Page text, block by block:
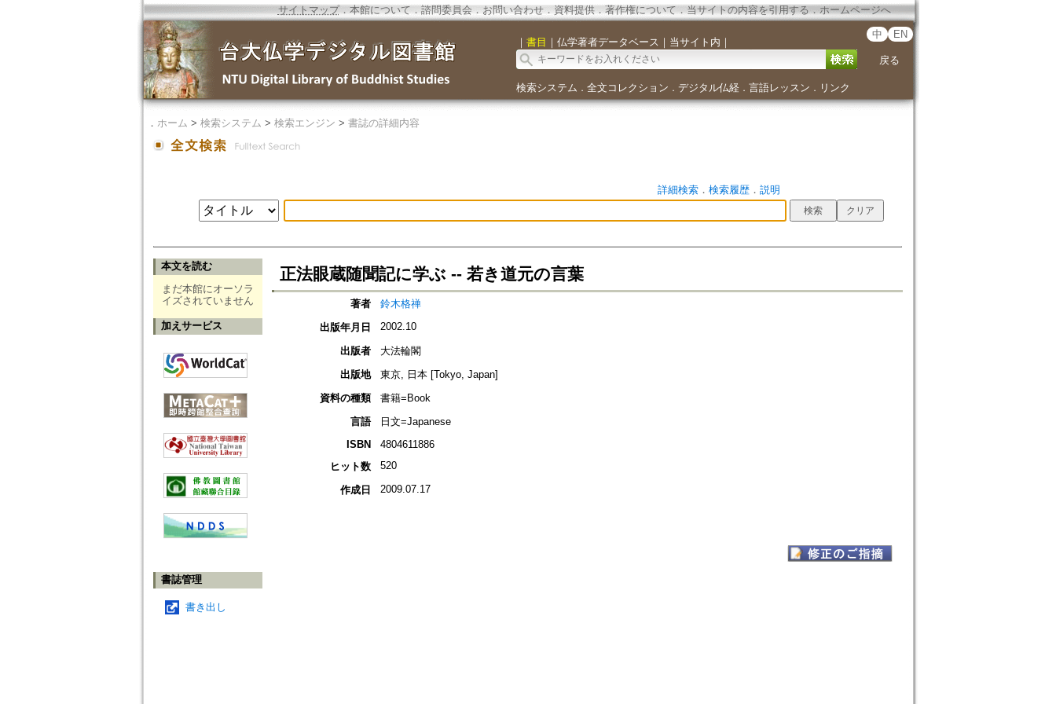
サイトマップ．本館について ． 諮問委員会． お問い合わせ． 資料提供． 著作権について．当サイトの内容を引用する ． ホームページへ
｜ 書目 ｜ 仏学著者データベース ｜ 当サイト内 ｜
中 EN
戻る
検索システム ． 全文コレクション ． デジタル仏経． 言語レッスン ． リンク
． ホーム > 検索システム > 検索エンジン > 書誌の詳細内容
詳細検索． 検索履歴． 説明
本文を読む
まだ本館にオーソラ
イズされていません
加えサービス
書誌管理
書き出し
正法眼蔵随聞記に学ぶ -- 若き道元の言葉
著者
鈴木格禅
出版年月日
2002.10
出版者
大法輪閣
出版地
東京, 日本 [Tokyo, Japan]
資料の種類
書籍=Book
言語
日文=Japanese
ISBN
4804611886
ヒット数
520
作成日 2009.07.17